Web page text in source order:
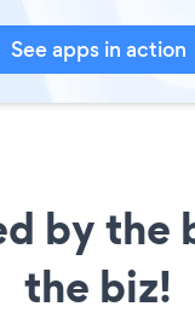
See apps in action
by the
the biz!